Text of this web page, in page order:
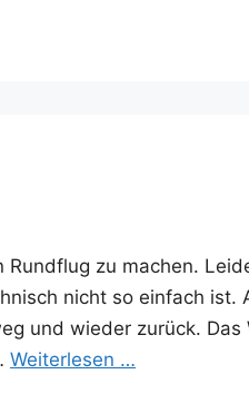
zu machen.
nicht so ein­fach ist.
und wie­der zurück.
Wei­ter­le­sen …